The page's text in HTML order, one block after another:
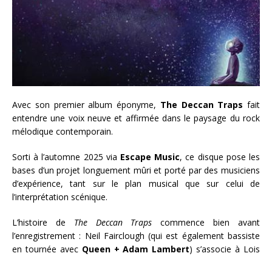
Avec son premier album éponyme, The Deccan Traps fait
entendre une voix neuve et affirmée dans le paysage du rock
mélodique contemporain.
Sorti à l’automne 2025 via Escape Music, ce disque pose les
bases d’un projet longuement mûri et porté par des musiciens
d’expérience, tant sur le plan musical que sur celui de
l’interprétation scénique.
L’histoire de The Deccan Traps commence bien avant
l’enregistrement : Neil Fairclough (qui est également bassiste
en tournée avec Queen + Adam Lambert) s’associe à Lois